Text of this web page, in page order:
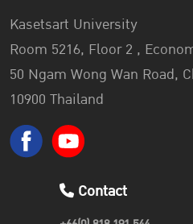
Kasetsart University
Room 5216, Floor 2 ,
50 Ngam Wong Wan Road,
10900 Thailand
Contact